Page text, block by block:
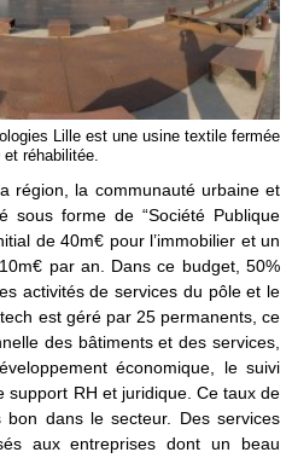
Lille est une usine textile fermée
et réhabilitée.
région, la communauté urbaine et
sous forme de “Société Publique
de 40m€ pour l’immobilier et un
par an. Dans ce budget, 50%
activités de services du pôle et le
est géré par 25 permanents, ce
des bâtiments et des services,
économique, le suivi
support RH et juridique. Ce taux de
dans le secteur. Des services
aux entreprises dont un beau